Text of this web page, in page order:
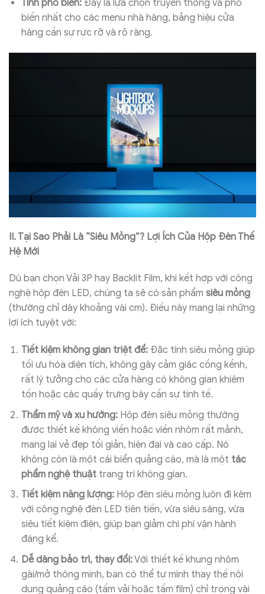
Tính phổ biến:Đây là lựa chọn truyền thống và phổ
biến nhất cho các menu nhà hàng, bảng hiệu cửa
hàng cần sự rực rỡ và rõ ràng.
II. Tại Sao Phải Là “Siêu Mỏng”? Lợi Ích Của Hộp Đèn Thế
Hệ Mới
Dù bạn chọn Vải 3P hay Backlit Film, khi kết hợp với công
nghệ hộp đèn LED, chúng ta sẽ có sản phẩm siêu mỏng
(thường chỉ dày khoảng vài cm). Điều này mang lại những
lợi ích tuyệt vời:
Tiết kiệm không gian triệt để:Đặc tính siêu mỏng giúp
tối ưu hóa diện tích, không gây cảm giác cồng kềnh,
rất lý tưởng cho các cửa hàng có không gian khiêm
tốn hoặc các quầy trưng bày cần sự tinh tế.
Thẩm mỹ và xu hướng:Hộp đèn siêu mỏng thường
được thiết kế không viền hoặc viền nhôm rất mảnh,
mang lại vẻ đẹp tối giản, hiện đại và cao cấp. Nó
không còn là một cái biển quảng cáo, mà là một tác
phẩm nghệ thuậttrang trí không gian.
Tiết kiệm năng lượng:Hộp đèn siêu mỏng luôn đi kèm
với công nghệ đèn LED tiên tiến, vừa siêu sáng, vừa
siêu tiết kiệm điện, giúp bạn giảm chi phí vận hành
đáng kể.
Dễ dàng bảo trì, thay đổi:Với thiết kế khung nhôm
gài/mở thông minh, bạn có thể tự mình thay thế nội
dung quảng cáo (tấm vải hoặc tấm film) chỉ trong vài